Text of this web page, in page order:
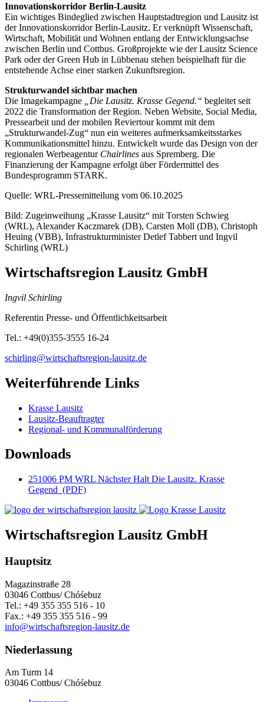
Innovationskorridor Berlin-Lausitz
Ein wichtiges Bindeglied zwischen Hauptstadtregion und Lausitz ist
der Innovationskorridor Berlin-Lausitz. Er verknüpft Wissenschaft,
Wirtschaft, Mobilität und Wohnen entlang der Entwicklungsachse
zwischen Berlin und Cottbus. Großprojekte wie der Lausitz Science
Park oder der Green Hub in Lübbenau stehen beispielhaft für die
entstehende Achse einer starken Zukunftsregion.
Strukturwandel sichtbar machen
Die Imagekampagne
„Die Lausitz. Krasse Gegend.“ begleitet seit
2022 die Transformation der Region. Neben Website, Social Media,
Pressearbeit und der mobilen Reviertour kommt mit dem
„Strukturwandel-Zug“ nun ein weiteres aufmerksamkeitsstarkes
Kommunikationsmittel hinzu. Entwickelt wurde das Design von der
regionalen Werbeagentur Chairlines aus Spremberg. Die
Finanzierung der Kampagne erfolgt über Fördermittel des
Bundesprogramm STARK.
Quelle: WRL-Pressemitteilung vom 06.10.2025
Bild: Zugeinweihung „Krasse Lausitz“ mit Torsten Schwieg
(WRL), Alexander Kaczmarek (DB), Carsten Moll (DB), Christoph
Heuing (VBB), Infrastrukturminister Detlef Tabbert und Ingvil
Schirling (WRL)
Wirtschaftsregion Lausitz GmbH
Ingvil Schirling
Referentin Presse- und Öffentlichkeitsarbeit
Tel.: +49(0)355-3555 16-24
schirling@wirtschaftsregion-lausitz.de
Weiterführende Links
Krasse Lausitz
Lausitz-Beauftragter
Regional- und Kommunalförderung
Downloads
251006 PM WRL Nächster Halt Die Lausitz. Krasse
Gegend (PDF)
Wirtschaftsregion Lausitz GmbH
Hauptsitz
Magazinstraße 28
03046 Cottbus/ Chóśebuz
Tel.: +49 355 355 516 - 10
Fax.: +49 355 355 516 - 99
info@wirtschaftsregion-lausitz.de
Niederlassung
Am Turm 14
03046 Cottbus/ Chóśebuz